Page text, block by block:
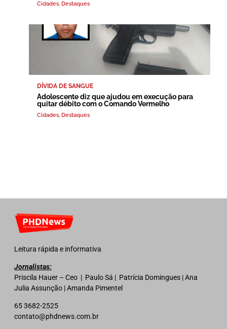
Cidades, Destaques
DÍVIDA DE SANGUE
Adolescente diz que ajudou em execução para
quitar débito com o Comando Vermelho
Cidades, Destaques
Leitura rápida e informativa
Jornalistas:
Priscila Hauer – Ceo | Paulo Sá | Patrícia Domingues | Ana
Julia Assunção | Amanda Pimentel
65 3682-2525
contato@phdnews.com.br